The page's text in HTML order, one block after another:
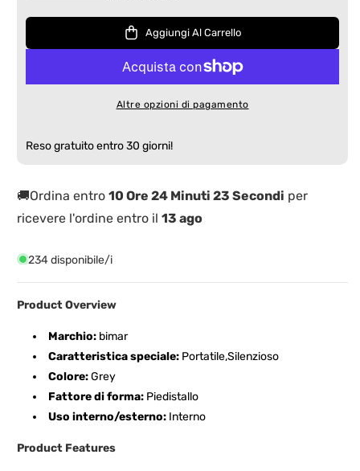
Termoventilatore
Basso
Timer
Termoventilatore
Elettrico
Stufa
HF201
Basso
Timer
Aggiungi Al Carrello
Altre opzioni di pagamento
Reso gratuito entro 30 giorni!
🚚Ordina entro 10 Ore 24 Minuti 23 Secondi per
ricevere l'ordine entro il 13 ago
234 disponibile/i
Product Overview
Marchio: bimar
Caratteristica speciale: Portatile,Silenzioso
Colore:Grey
Fattore di forma: Piedistallo
Uso interno/esterno: Interno
Product Features